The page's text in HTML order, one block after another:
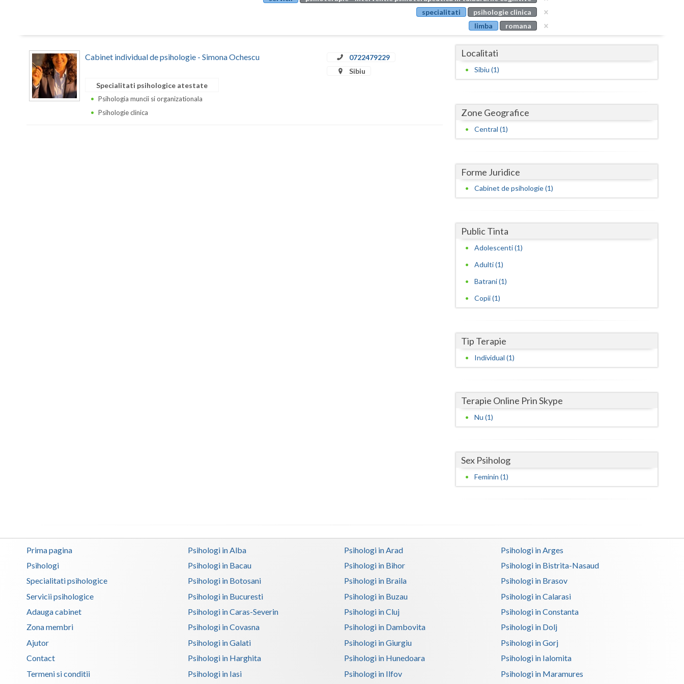
Buzau
Calarasi
Caras-Severin
Giurgiu
Maramures
Mehedinti
Neamt
Salaj
Timis
Tulcea
Valcea
Vaslui
specialitati
psihologie clinica
limba
romana
Cabinet individual de psihologie - Simona Ochescu
0722479229
Sibiu
Specialitati psihologice atestate
Psihologia muncii si organizationala
Psihologie clinica
Localitati
Sibiu (1)
Zone Geografice
Central (1)
Forme Juridice
Cabinet de psihologie (1)
Public Tinta
Adolescenti (1)
Adulti (1)
Batrani (1)
Copii (1)
Tip Terapie
Individual (1)
Terapie Online Prin Skype
Nu (1)
Sex Psiholog
Feminin (1)
Prima pagina
Psihologi
Specialitati psihologice
Servicii psihologice
Adauga cabinet
Zona membri
Ajutor
Contact
Termeni si conditii
Psihologi in Alba Psihologi in Arad
Psihologi in Arges
Psihologi in Bacau
Psihologi in Bihor
Psihologi in Bistrita-Nasaud
Psihologi in Botosani
Psihologi in Braila
Psihologi in Brasov
Psihologi in Bucuresti
Psihologi in Buzau
Psihologi in Calarasi
Psihologi in Caras-Severin
Psihologi in Cluj
Psihologi in Constanta
Psihologi in Covasna
Psihologi in Dambovita
Psihologi in Dolj
Psihologi in Galati
Psihologi in Giurgiu
Psihologi in Gorj
Psihologi in Harghita
Psihologi in Hunedoara
Psihologi in Ialomita
Psihologi in Iasi
Psihologi in Ilfov
Psihologi in Maramures